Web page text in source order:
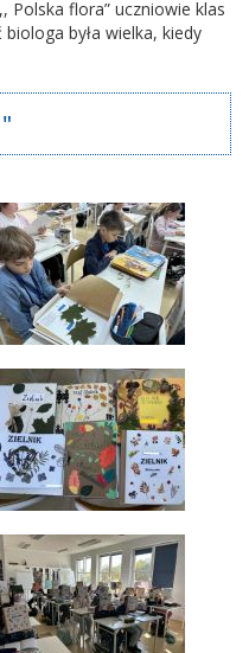
Polska flora” uczniowie klas
była wielka, kiedy